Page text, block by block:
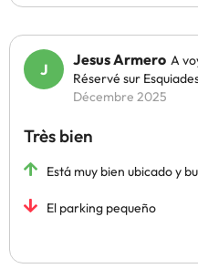
Jesus Armero A
Réservé sur
Décembre 2025
Très bien
Está muy bien ubicado y
El parking pequeño